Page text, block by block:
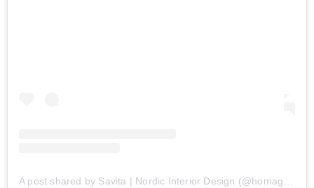
A post shared by Savita | Nordic Interior Design (@homagine)